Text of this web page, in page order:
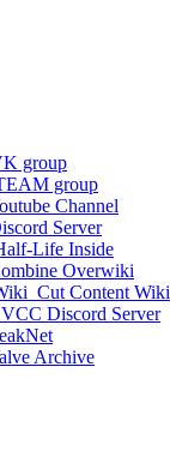
group
group
Channel
Server
Life Inside
Overwiki
Cut Content Wiki
VCC Discord Server
Archive